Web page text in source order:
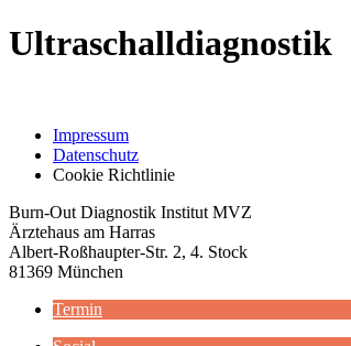
Ultra­schall­dia­gnos­tik
Impressum
Datenschutz
Cookie Richtlinie
Burn-Out Diagnostik Institut MVZ
Ärztehaus am Harras
Albert-Roßhaupter-Str. 2, 4. Stock
81369 München
Termin